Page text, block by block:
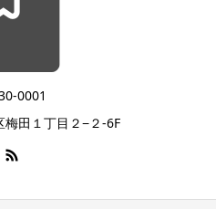
0001
梅田１丁目２−２-6F